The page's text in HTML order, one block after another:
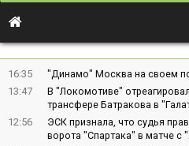
16:35
"Динамо" Москва на своем
13:47
В "Локомотиве"
трансфере Батракова в
12:56
ЭСК признала, что судья
ворота "Спартака" в матче с